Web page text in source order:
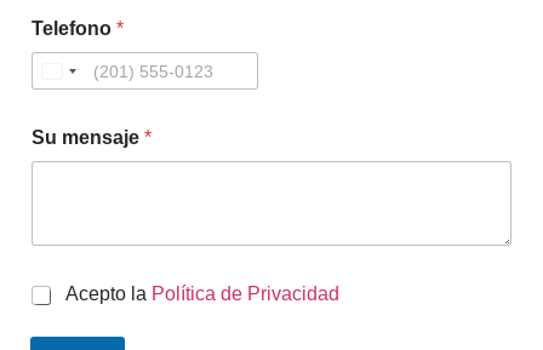
Telefono *
Su mensaje *
C
e
Acepto la Política de Privacidad